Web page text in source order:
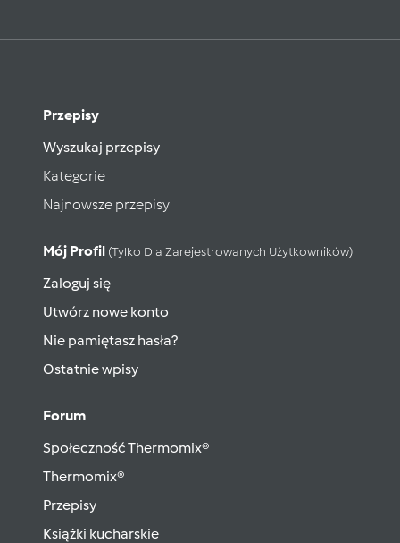
Przepisy
Wyszukaj przepisy
Kategorie
Najnowsze przepisy
Mój Profil (tylko Dla Zarejestrowanych Użytkowników)
Zaloguj się
Utwórz nowe konto
Nie pamiętasz hasła?
Ostatnie wpisy
Forum
Społeczność Thermomix®
Thermomix®
Przepisy
Książki kucharskie